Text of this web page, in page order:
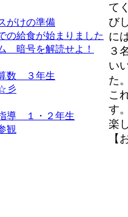
がけの準備
の給食が始まりました
暗号を解読せよ！
数 ３年生
彡
導 １・２年生
観
て
び
に
３
い
た
こ
す
楽
【